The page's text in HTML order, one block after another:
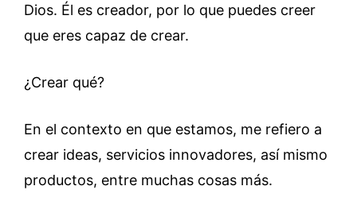
Dios. Él es creador, por lo que puedes creer
que eres capaz de crear.
¿Crear qué?
En el contexto en que estamos, me refiero a
crear ideas, servicios innovadores, así mismo
productos, entre muchas cosas más.